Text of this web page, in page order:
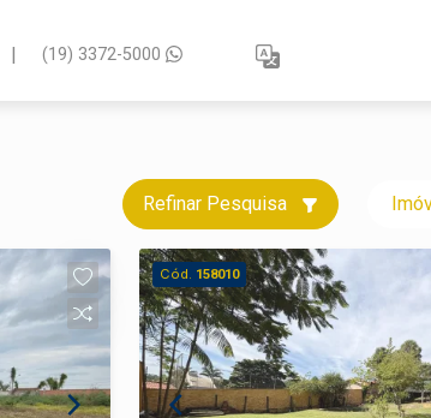
| (19) 3372-5000
Refinar Pesquisa
Cód. 158010